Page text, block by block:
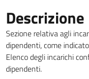
Descrizione
Sezione relativa agli
dipendenti, come
Elenco degli incarichi
dipendenti.